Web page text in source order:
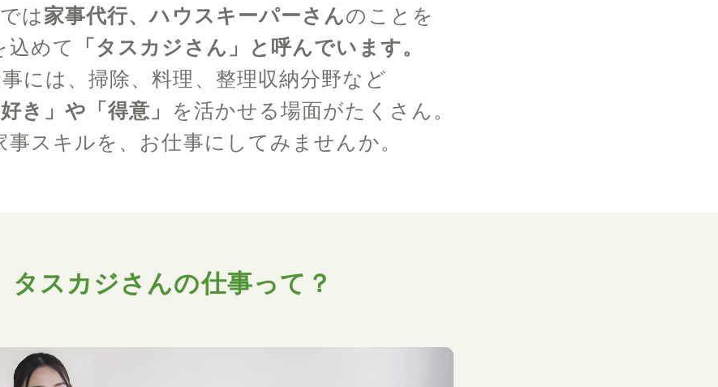
は家事代行、ハウスキーパーさんのことを
込めて
「タスカジさん」と呼んでいます。
には、掃除、料理、整理収納分野など
好き」や「得意」
を活かせる場面がたくさん。
事スキルを、お仕事にしてみませんか。
タスカジさんの仕事って？